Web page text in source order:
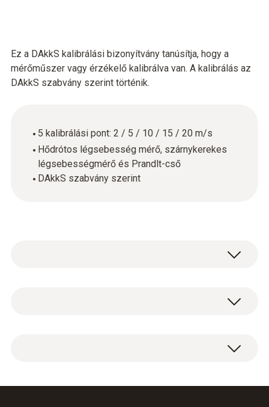
Ez a DAkkS kalibrálási bizonyítvány tanúsítja, hogy a
mérőműszer vagy érzékelő kalibrálva van. A kalibrálás az
DAkkS szabvány szerint történik.
5 kalibrálási pont: 2 / 5 / 10 / 15 / 20 m/s
Hődrótos légsebesség mérő, szárnykerekes
légsebességmérő és Prandlt-cső
DAkkS szabvány szerint
DAkkS kalibrálási bizonyítvány légsebességre